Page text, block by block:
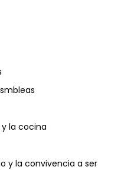
la cocina
y la convivencia a ser